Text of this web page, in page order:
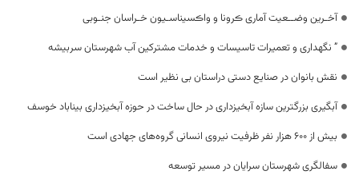
آخـرین وضــعیت آماری ڪرونا و واڪسیناسـیون خـراسان جنـوبی
” نگهداری و تعمیرات تاسیسات و خدمات مشترکین آب شهرستان سربیشه
نقش بانوان در صنایع دستی دراستان بی نظیر است
آبگیری بزرگترین سازه آبخیزداری در حال ساخت در حوزه آبخیزداری بیناباد خوسف
بیش از ۶۰۰ هزار نفر ظرفیت نیروی انسانی گروه‌های جهادی است
سفالگری شهرستان سرایان در مسیر توسعه